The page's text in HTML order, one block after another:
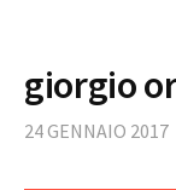
giorgio
24 GENNAIO 2017